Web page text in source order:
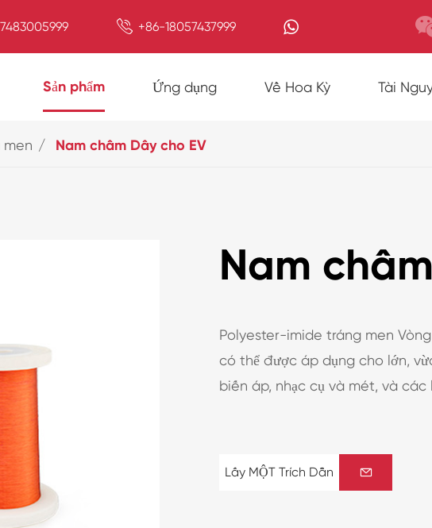
 +86-18057437999
Sản phẩm Ứng dụng Về Hoa Kỳ Tài
Nam châm Dây cho EV
Nam
Polyester-imide tráng men
có thể được áp dụng cho lớn,
biến áp, nhạc cụ và mét, và các
Lấy MỘT Trích Dẫn 